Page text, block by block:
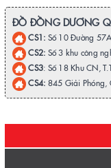
ĐỒ ĐỒNG DƯƠNG
CS1: Số 10 Đường
CS2: Số 3 khu công
CS3: Số 18 Khu CN,
CS4: 845 Giải Phóng,